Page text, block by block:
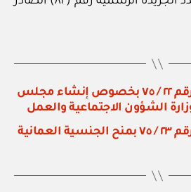
مرسوم سلطاني رقم ٢٢ / ٧٥ بخصوص إنشاء مجلس
الشؤون الاجتماعية والعمل
مرسوم سلطاني رقم ٢٣ / ٧٥ بمنح الجنسية العمانية